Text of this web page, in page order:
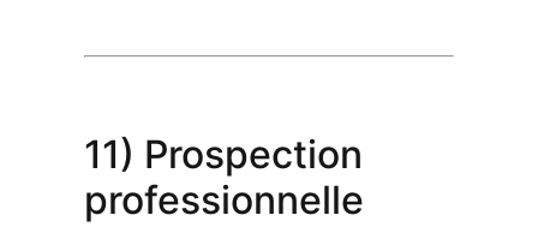
11) Prospection
professionnelle